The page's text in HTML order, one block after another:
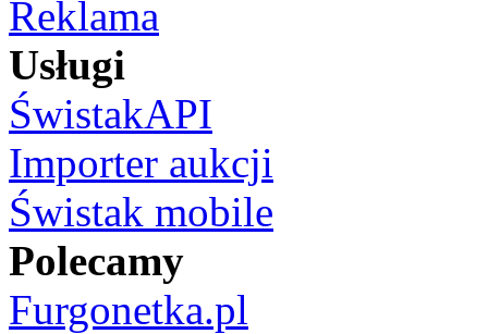
Reklama
Usługi
ŚwistakAPI
Importer aukcji
Świstak mobile
Polecamy
Furgonetka.pl